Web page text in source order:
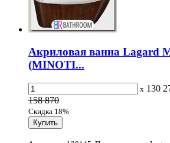
Акриловая ванна Lagard
(MINOTI...
x 130
158 870
Скидка 18%